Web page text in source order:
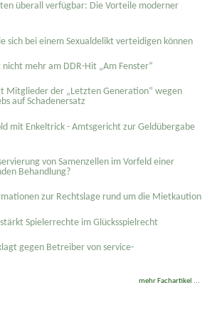
überall verfügbar: Die Vorteile moderner
sich bei einem Sexual­delikt verteidigen können
nicht mehr am DDR-Hit „Am Fenster“
Mitglieder der „Letzten Generation“ wegen
auf Schadenersatz
mit Enkeltrick - Amtsgericht zur Geldübergabe
von Samenzellen im Vorfeld einer
Behandlung?
zur Rechtslage rund um die Mietkaution
Spielerrechte im Glücksspielrecht
gegen Betreiber von service-
mehr Fachartikel ...